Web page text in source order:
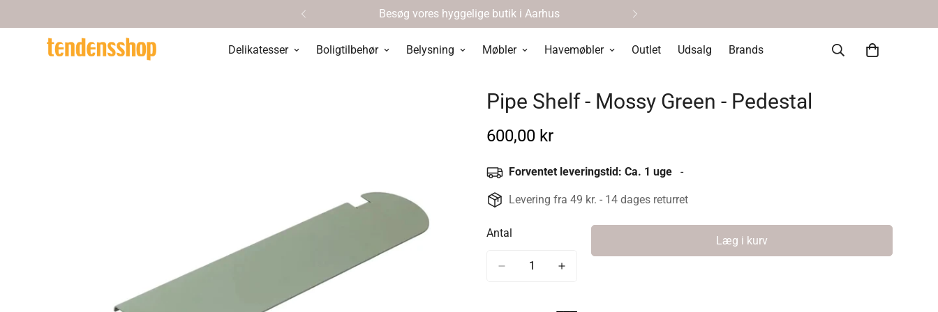
Besøg vores hyggelige butik i Aarhus
Delikatesser Boligtilbehør Belysning Møbler Havemøbler Outlet Udsalg Brands
Pipe Shelf - Mossy Green - Pedestal
Normal
600,00 kr
Forventet leveringstid: Ca. 1 uge -
Levering fra 49 kr. - 14 dages returret
Antal
Læg i kurv